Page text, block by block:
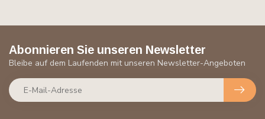
Abonnieren Sie unseren Newsletter
Bleibe auf dem Laufenden mit unseren Newsletter-Angeboten